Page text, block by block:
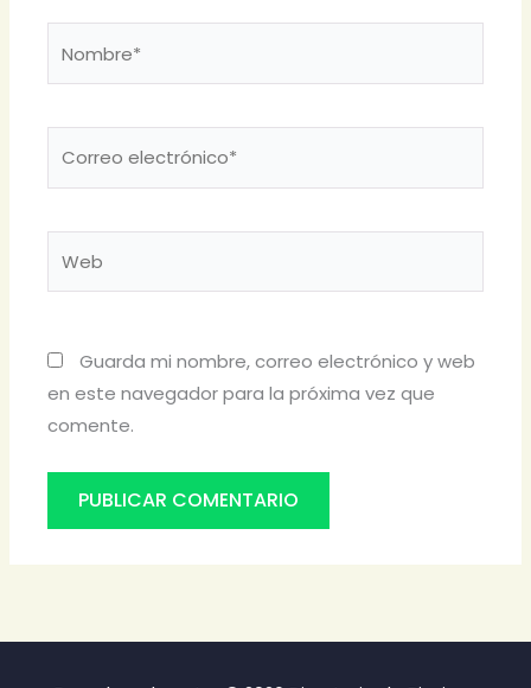
Guarda mi nombre, correo electrónico y web
en este navegador para la próxima vez que
comente.